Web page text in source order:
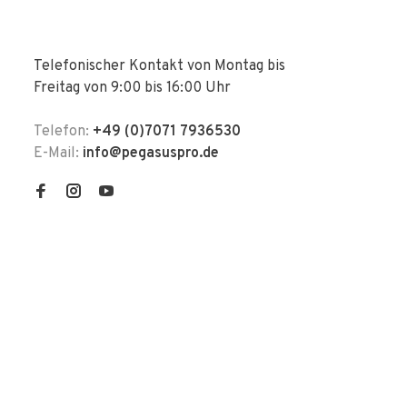
Telefonischer Kontakt von Montag bis
Freitag von 9:00 bis 16:00 Uhr
Telefon: +49 (0)7071 7936530
E-Mail: info@pegasuspro.de